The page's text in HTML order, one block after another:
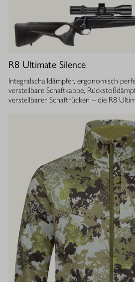
R8 Ultimate Silence
Integralschalldämpfer, ergonomisch
verstellbare Schaftkappe,
verstellbarer Schaftrücken – die R8
auf die eigenen Bedürfnisse abstimmen
besseren Treffen bei. Gleichzeitig ist
auf den Schutz des Gehörs von Jäger
Immer, bei jedem Schuss. Dafür sorgt der
Integralschalldämpfer. Dank gleichmäßig
verteilter Masse, bietet die R8 Ultimate
Balance und Führigkeit, die jedes R8
Außenkontur von Lauf- und
stufenlosem Bull-Barrel-Design
geringes Gewicht als auch ein
Gesamtbild verleiht.